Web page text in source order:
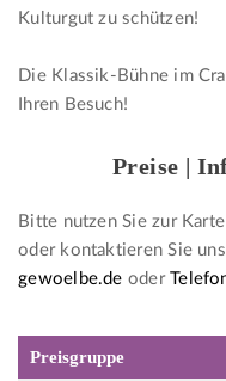
Kulturgut zu schützen!
Die Klassik-Bühne im
Ihren Besuch!
Preise |
Bitte nutzen Sie zur
oder kontaktieren Sie
gewoelbe.de oder
Preisgruppe